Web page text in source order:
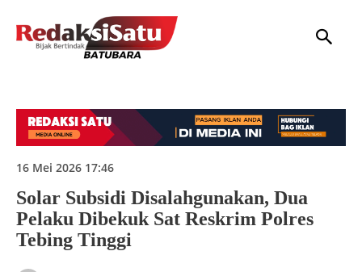
16 Mei 2026 17:46
Solar Subsidi Disalahgunakan, Dua
Pelaku Dibekuk Sat Reskrim Polres
Tebing Tinggi